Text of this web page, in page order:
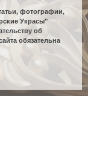
фотографии,
Украсы"
об
обязательна